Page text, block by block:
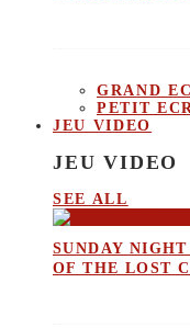
GRAND
PETIT
JEU VIDEO
JEU VIDEO
SEE ALL
SUNDAY
OF THE LOST